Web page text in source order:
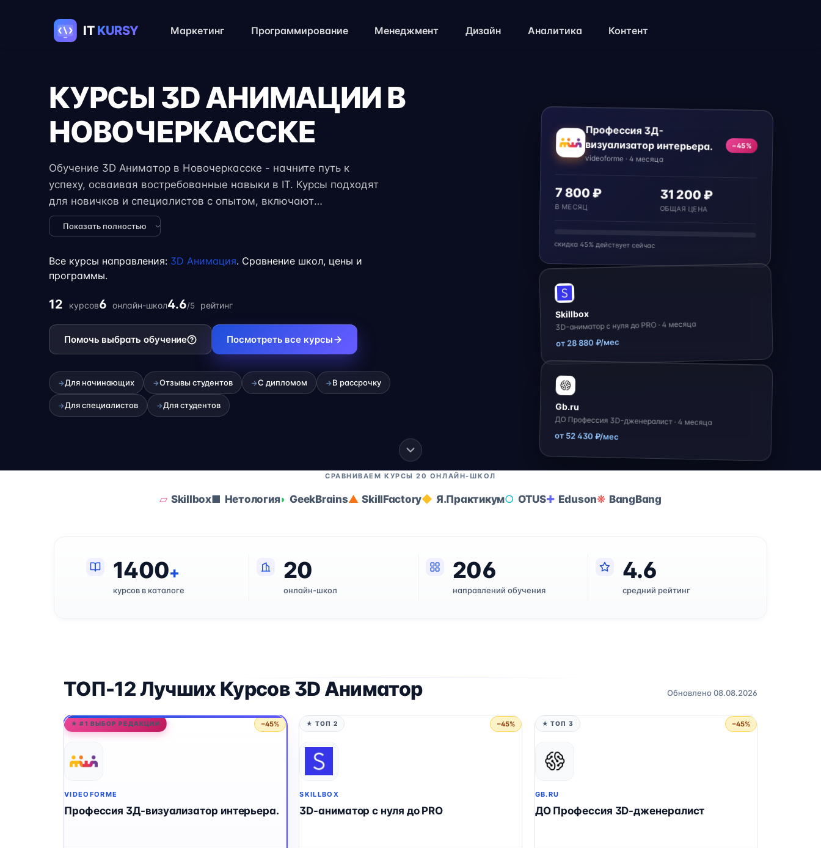
Маркетинг Программирование Менеджмент Дизайн Аналитика Контент
КУРСЫ 3D АНИМАЦИИ В
НОВОЧЕРКАССКЕ
Обучение 3D Аниматор в Новочеркасске - начните путь к
успеху, осваивая востребованные навыки в IT. Курсы подходят
для новичков и специалистов с опытом, включают
практические задания, реальные проекты и консультации
экспертов. Гибкий формат занятий позволяет совмещать
фрилансе.
Показать полностью
Все курсы направления: 3D Анимация. Сравнение школ, цены и
программы.
12 курсов6 онлайн-школ4.6/5 рейтинг
Помочь выбрать обучение Посмотреть все курсы
→Для начинающих →Отзывы студентов →С дипломом →В рассрочку
→Для специалистов →Для студентов
Профессия 3Д-
визуализатор интерьера.
videoforme · 4 месяца
−45%
7 800 ₽
В МЕСЯЦ
31 200 ₽
ОБЩАЯ ЦЕНА
скидка 45% действует сейчас
Skillbox
3D-аниматор с нуля до PRO · 4 месяца
от 28 880 ₽/мес
Gb.ru
ДО Профессия 3D-дженералист · 4 месяца
от 52 430 ₽/мес
СРАВНИВАЕМ КУРСЫ 20 ОНЛАЙН-ШКОЛ
Skillbox Нетология GeekBrains SkillFactory Я.Практикум OTUS Eduson BangBang
1400+
курсов в каталоге
20
онлайн-школ
206
направлений обучения
4.6
средний рейтинг
ТОП-12 Лучших Курсов 3D Аниматор Обновлено 08.08.2026
★ #1 ВЫБОР РЕДАКЦИИ −45%
VIDEOFORME
Профессия 3Д-визуализатор интерьера.
★ ТОП 2 −45%
SKILLBOX
3D-аниматор с нуля до PRO
★ ТОП 3 −45%
GB.RU
ДО Профессия 3D-дженералист